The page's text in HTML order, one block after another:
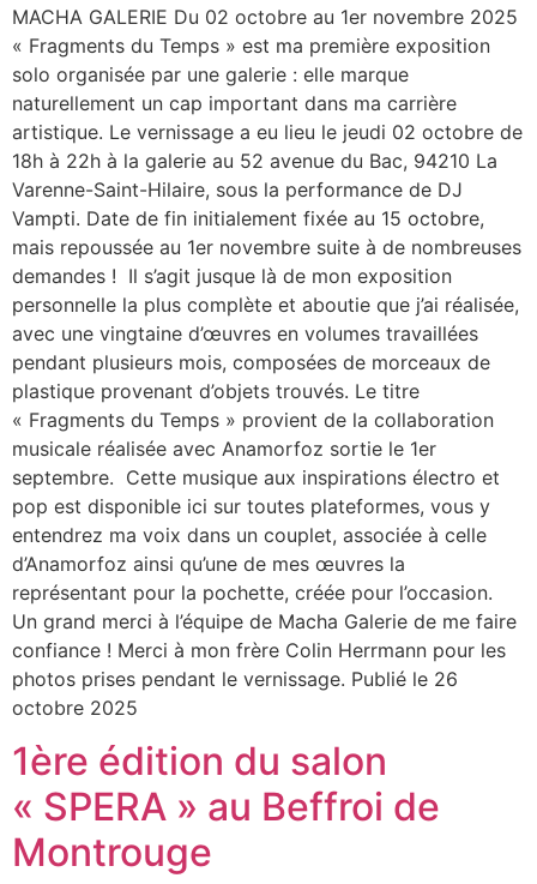
MACHA GALERIE Du 02 octobre au 1er novembre 2025
« Fragments du Temps » est ma première exposition
solo organisée par une galerie : elle marque
naturellement un cap important dans ma carrière
artistique. Le vernissage a eu lieu le jeudi 02 octobre de
18h à 22h à la galerie au 52 avenue du Bac, 94210 La
Varenne-Saint-Hilaire, sous la performance de DJ
Vampti. Date de fin initialement fixée au 15 octobre,
mais repoussée au 1er novembre suite à de nombreuses
demandes ! Il s’agit jusque là de mon exposition
personnelle la plus complète et aboutie que j’ai réalisée,
avec une vingtaine d’œuvres en volumes travaillées
pendant plusieurs mois, composées de morceaux de
plastique provenant d’objets trouvés. Le titre
« Fragments du Temps » provient de la collaboration
musicale réalisée avec Anamorfoz sortie le 1er
septembre. Cette musique aux inspirations électro et
pop est disponible ici sur toutes plateformes, vous y
entendrez ma voix dans un couplet, associée à celle
d’Anamorfoz ainsi qu’une de mes œuvres la
représentant pour la pochette, créée pour l’occasion.
Un grand merci à l’équipe de Macha Galerie de me faire
confiance ! Merci à mon frère Colin Herrmann pour les
photos prises pendant le vernissage. Publié le 26
octobre 2025
1ère édition du salon
« SPERA » au Beffroi de
Montrouge